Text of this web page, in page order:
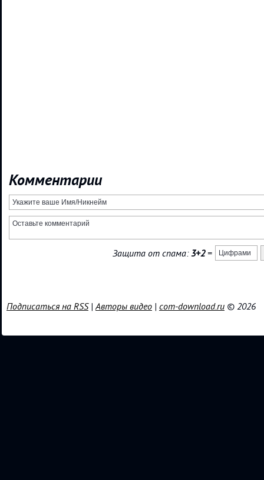
Комментарии
Защита от спама:3+2=
Подписаться на RSS|Авторы видео | com-download.ru © 2026